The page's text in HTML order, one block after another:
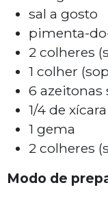
sal a gosto
pimenta-
2 colheres
1 colher
6 azeitonas
1/4 de
1 gema
2 colheres
Modo de